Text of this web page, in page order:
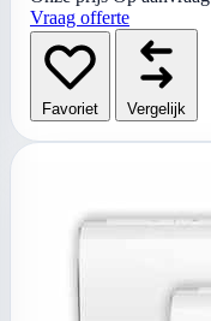
Vraag offerte
Favoriet Vergelijk